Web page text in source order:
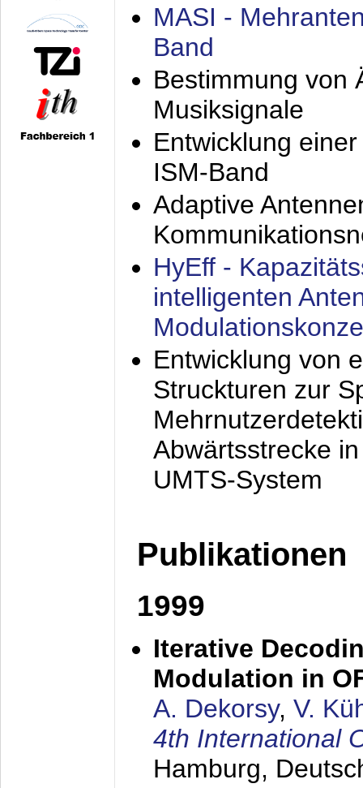
MASI -
Band
Bestimmung von
Musiksignale
Entwicklung
ISM-Band
Adaptive
HyEff -
intelligenten
Entwicklung von
Struckturen zur
Abwärtsstrecke
UMTS-System
Publikationen
1999
Iterative
Modulation in
A. Dekorsy, V.
4th International
Hamburg,